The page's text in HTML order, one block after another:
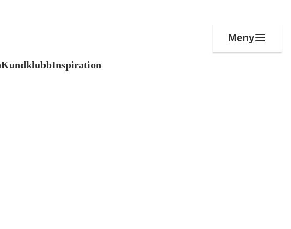
Meny
KundklubbInspiration